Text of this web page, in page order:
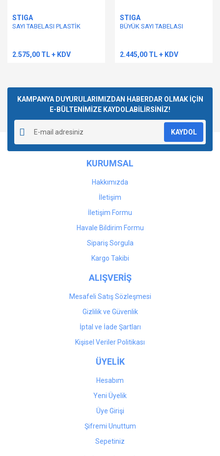
STIGA
SAYI TABELASI PLASTİK
2.575,00 TL + KDV
STIGA
BÜYÜK SAYI TABELASI
2.445,00 TL + KDV
KAMPANYA DUYURULARIMIZDAN HABERDAR OLMAK İÇİN
E-BÜLTENİMİZE KAYDOLABİLİRSİNİZ!
KAYDOL
KURUMSAL
Hakkımızda
İletişim
İletişim Formu
Havale Bildirim Formu
Sipariş Sorgula
Kargo Takibi
ALIŞVERİŞ
Mesafeli Satış Sözleşmesi
Gizlilik ve Güvenlik
İptal ve İade Şartları
Kişisel Veriler Politikası
ÜYELİK
Hesabım
Yeni Üyelik
Üye Girişi
Şifremi Unuttum
Sepetiniz